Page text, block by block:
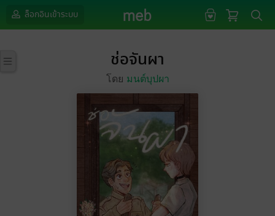
ล็อกอินเข้าระบบ
ช่อจันผา
โดย มนต์บุปผา